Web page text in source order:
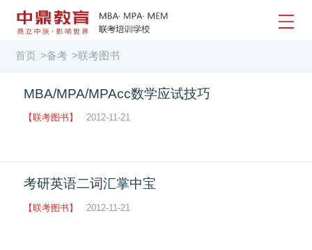
首页 >备考 >联考图书
MBA/MPA/MPAcc数学应试技巧
【联考图书】 2012-11-21
考研英语二词汇掌中宝
【联考图书】 2012-11-21